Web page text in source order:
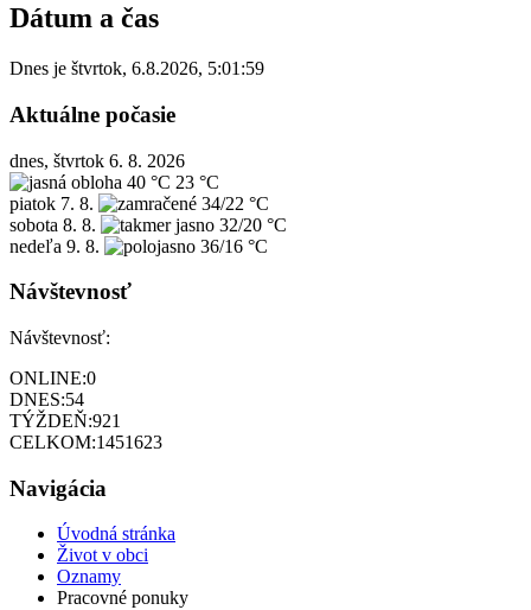
Dátum a čas
Dnes je štvrtok, 6.8.2026, 5:01:59
Aktuálne počasie
dnes, štvrtok 6. 8. 2026
40 °C 23 °C
piatok 7. 8.
34/22 °C
sobota 8. 8.
32/20 °C
nedeľa 9. 8. 36/16 °C
Návštevnosť
Návštevnosť:
ONLINE:0
DNES:54
TÝŽDEŇ:921
CELKOM:1451623
Navigácia
Úvodná stránka
Život v obci
Oznamy
Pracovné ponuky